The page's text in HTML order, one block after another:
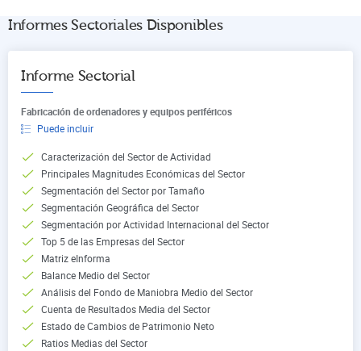
Informes Sectoriales Disponibles
Informe Sectorial
Fabricación de ordenadores y equipos periféricos
Puede incluir
Caracterización del Sector de Actividad
Principales Magnitudes Económicas del Sector
Segmentación del Sector por Tamaño
Segmentación Geográfica del Sector
Segmentación por Actividad Internacional del Sector
Top 5 de las Empresas del Sector
Matriz eInforma
Balance Medio del Sector
Análisis del Fondo de Maniobra Medio del Sector
Cuenta de Resultados Media del Sector
Estado de Cambios de Patrimonio Neto
Ratios Medias del Sector